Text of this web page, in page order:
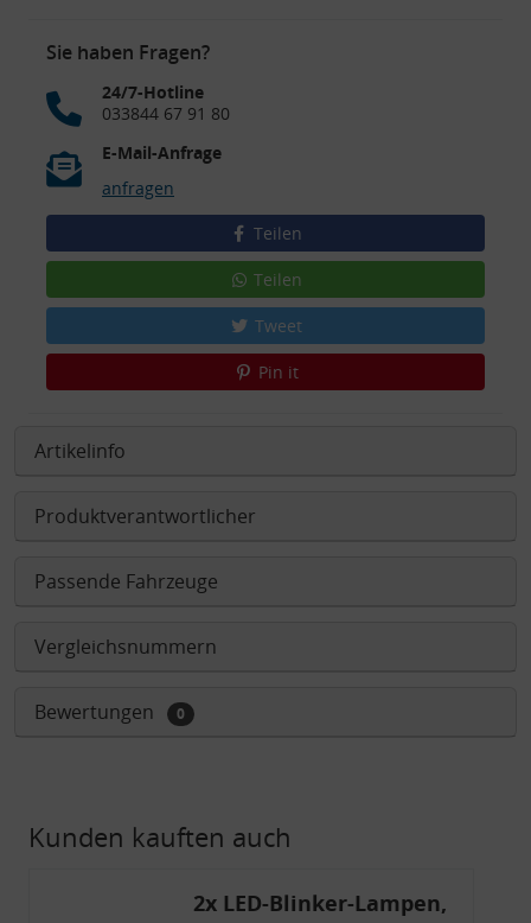
Sie haben Fragen?
24/7-Hotline
033844 67 91 80
E-Mail-Anfrage
anfragen
Teilen
Teilen
Tweet
Pin it
Artikelinfo
Produktverantwortlicher
Passende Fahrzeuge
Vergleichsnummern
Bewertungen 0
Kunden kauften auch
2x LED-Blinker-Lampen,